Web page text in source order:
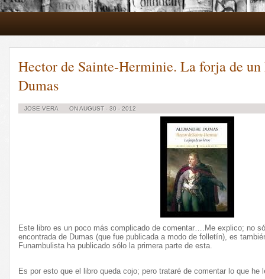
Hector de Sainte-Herminie. La forja de
Dumas
JOSE VERA ON AUGUST - 30 - 2012
Este libro es un poco más complicado de comentar….Me explico; no
encontrada de Dumas (que fue publicada a modo de folletín), es
Funambulista ha publicado sólo la primera parte de esta.
Es por esto que el libro queda cojo; pero trataré de comentar lo que he